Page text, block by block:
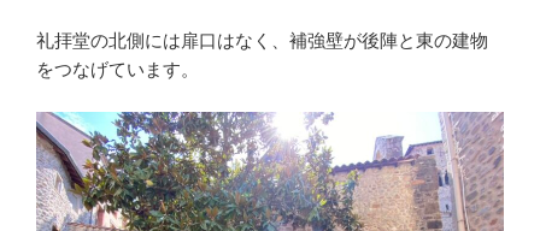
礼拝堂の北側には扉口はなく、補強壁が後陣と東の建物
をつなげています。